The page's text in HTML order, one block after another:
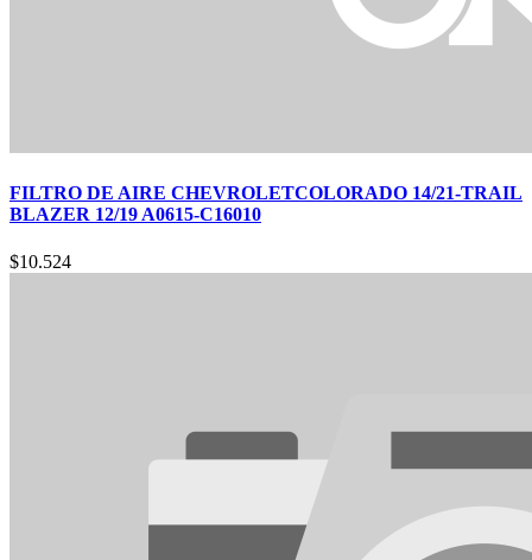
FILTRO DE AIRE CHEVROLETCOLORADO 14/21-TRAIL
BLAZER 12/19 A0615-C16010
$10.524